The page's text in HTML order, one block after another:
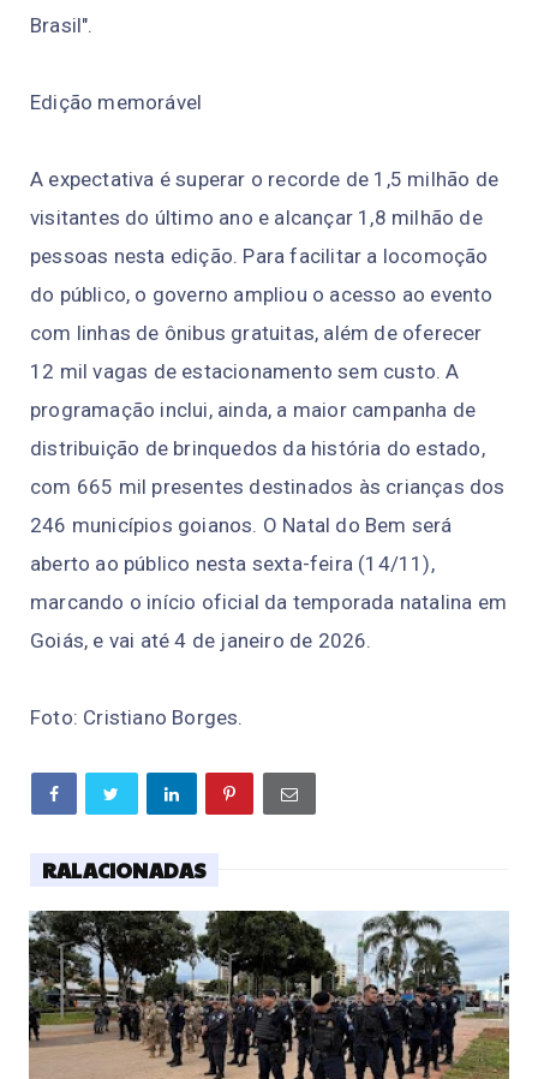
Brasil".
Edição memorável
A expectativa é superar o recorde de 1,5 milhão de
visitantes do último ano e alcançar 1,8 milhão de
pessoas nesta edição. Para facilitar a locomoção
do público, o governo ampliou o acesso ao evento
com linhas de ônibus gratuitas, além de oferecer
12 mil vagas de estacionamento sem custo. A
programação inclui, ainda, a maior campanha de
distribuição de brinquedos da história do estado,
com 665 mil presentes destinados às crianças dos
246 municípios goianos. O Natal do Bem será
aberto ao público nesta sexta-feira (14/11),
marcando o início oficial da temporada natalina em
Goiás, e vai até 4 de janeiro de 2026.
Foto: Cristiano Borges.
RALACIONADAS